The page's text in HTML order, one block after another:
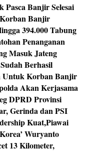
Pasca Banjir Selesai
Banjir
394.000 Tabung
Penanganan
Masuk Jateng
Berhasil
Untuk Korban Banjir
Akan Kerjasama
DPRD Provinsi
Gerinda dan PSI
Kuat,Piawai
Wuryanto
13 Kilometer,